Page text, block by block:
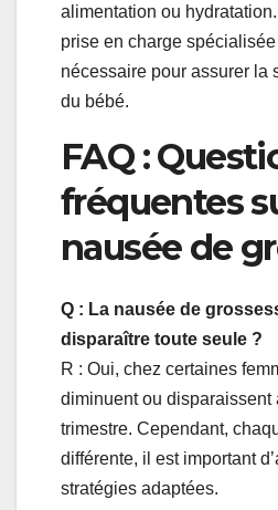
alimentation ou
prise en charge
nécessaire pour assurer la
du bébé.
FAQ :
fréquentes
nausée de
Q : La nausée de
disparaître toute seule ?
R : Oui, chez certaines
diminuent ou disparaissent
trimestre. Cependant,
différente, il est important
stratégies adaptées.